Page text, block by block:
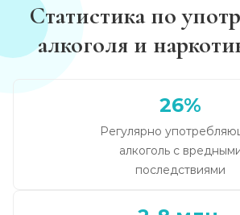
Статистика по
алкоголя и
26%
Регулярно
алкоголь с
последствиями